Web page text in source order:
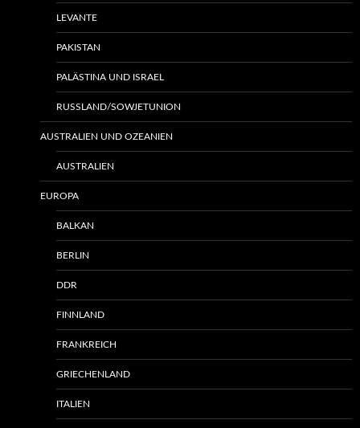
LEVANTE
PAKISTAN
PALÄSTINA UND ISRAEL
RUSSLAND/SOWJETUNION
AUSTRALIEN UND OZEANIEN
AUSTRALIEN
EUROPA
BALKAN
BERLIN
DDR
FINNLAND
FRANKREICH
GRIECHENLAND
ITALIEN